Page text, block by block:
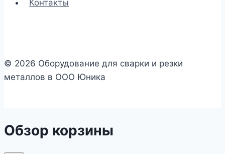
Контакты
© 2026 Оборудование для сварки и резки
металлов в ООО Юника
Обзор корзины